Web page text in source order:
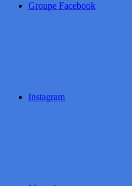
Groupe Facebook
Instagram